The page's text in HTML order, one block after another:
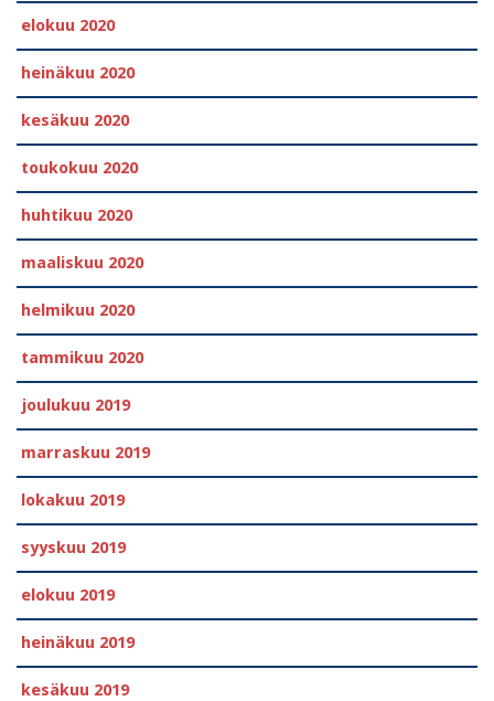
elokuu 2020
heinäkuu 2020
kesäkuu 2020
toukokuu 2020
huhtikuu 2020
maaliskuu 2020
helmikuu 2020
tammikuu 2020
joulukuu 2019
marraskuu 2019
lokakuu 2019
syyskuu 2019
elokuu 2019
heinäkuu 2019
kesäkuu 2019